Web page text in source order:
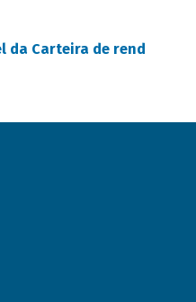
da Carteira de rend